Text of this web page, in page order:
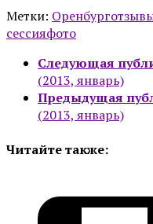
Метки: Оренбург
сессияфото
Следующая
(2013, январь)
Предыдущая
(2013, январь)
Читайте также: